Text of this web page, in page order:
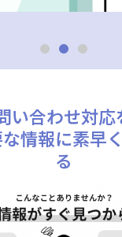
い合わせ対応
情報に素早
る